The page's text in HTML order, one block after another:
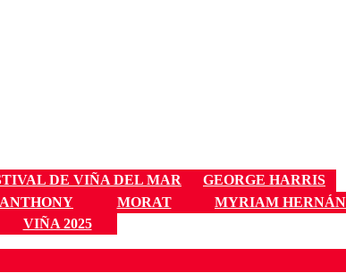
DE VIÑA DEL MAR
GEORGE HARRIS
MORAT
MYRIAM
VIÑA 2025